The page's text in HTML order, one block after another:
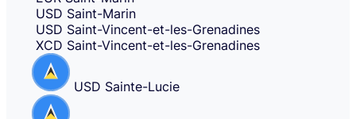
USD Saint-Marin
USD Saint-Vincent-et-les-Grenadines
XCD Saint-Vincent-et-les-Grenadines
USD Sainte-Lucie